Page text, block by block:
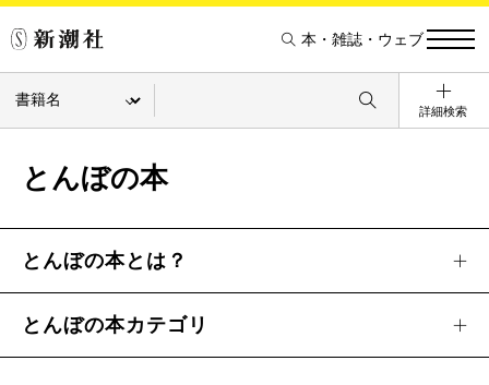
本・雑誌・ウェブ
詳細検索
とんぼの本
とんぼの本とは？
とんぼの本カテゴリ